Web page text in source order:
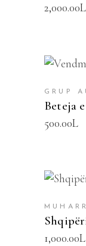
2,000.00L
GRUP
Beteja
500.00L
1,000.00L